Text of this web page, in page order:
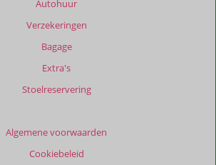
Autohuur
Verzekeringen
Bagage
Extra's
Stoelreservering
Algemene voorwaarden
Cookiebeleid